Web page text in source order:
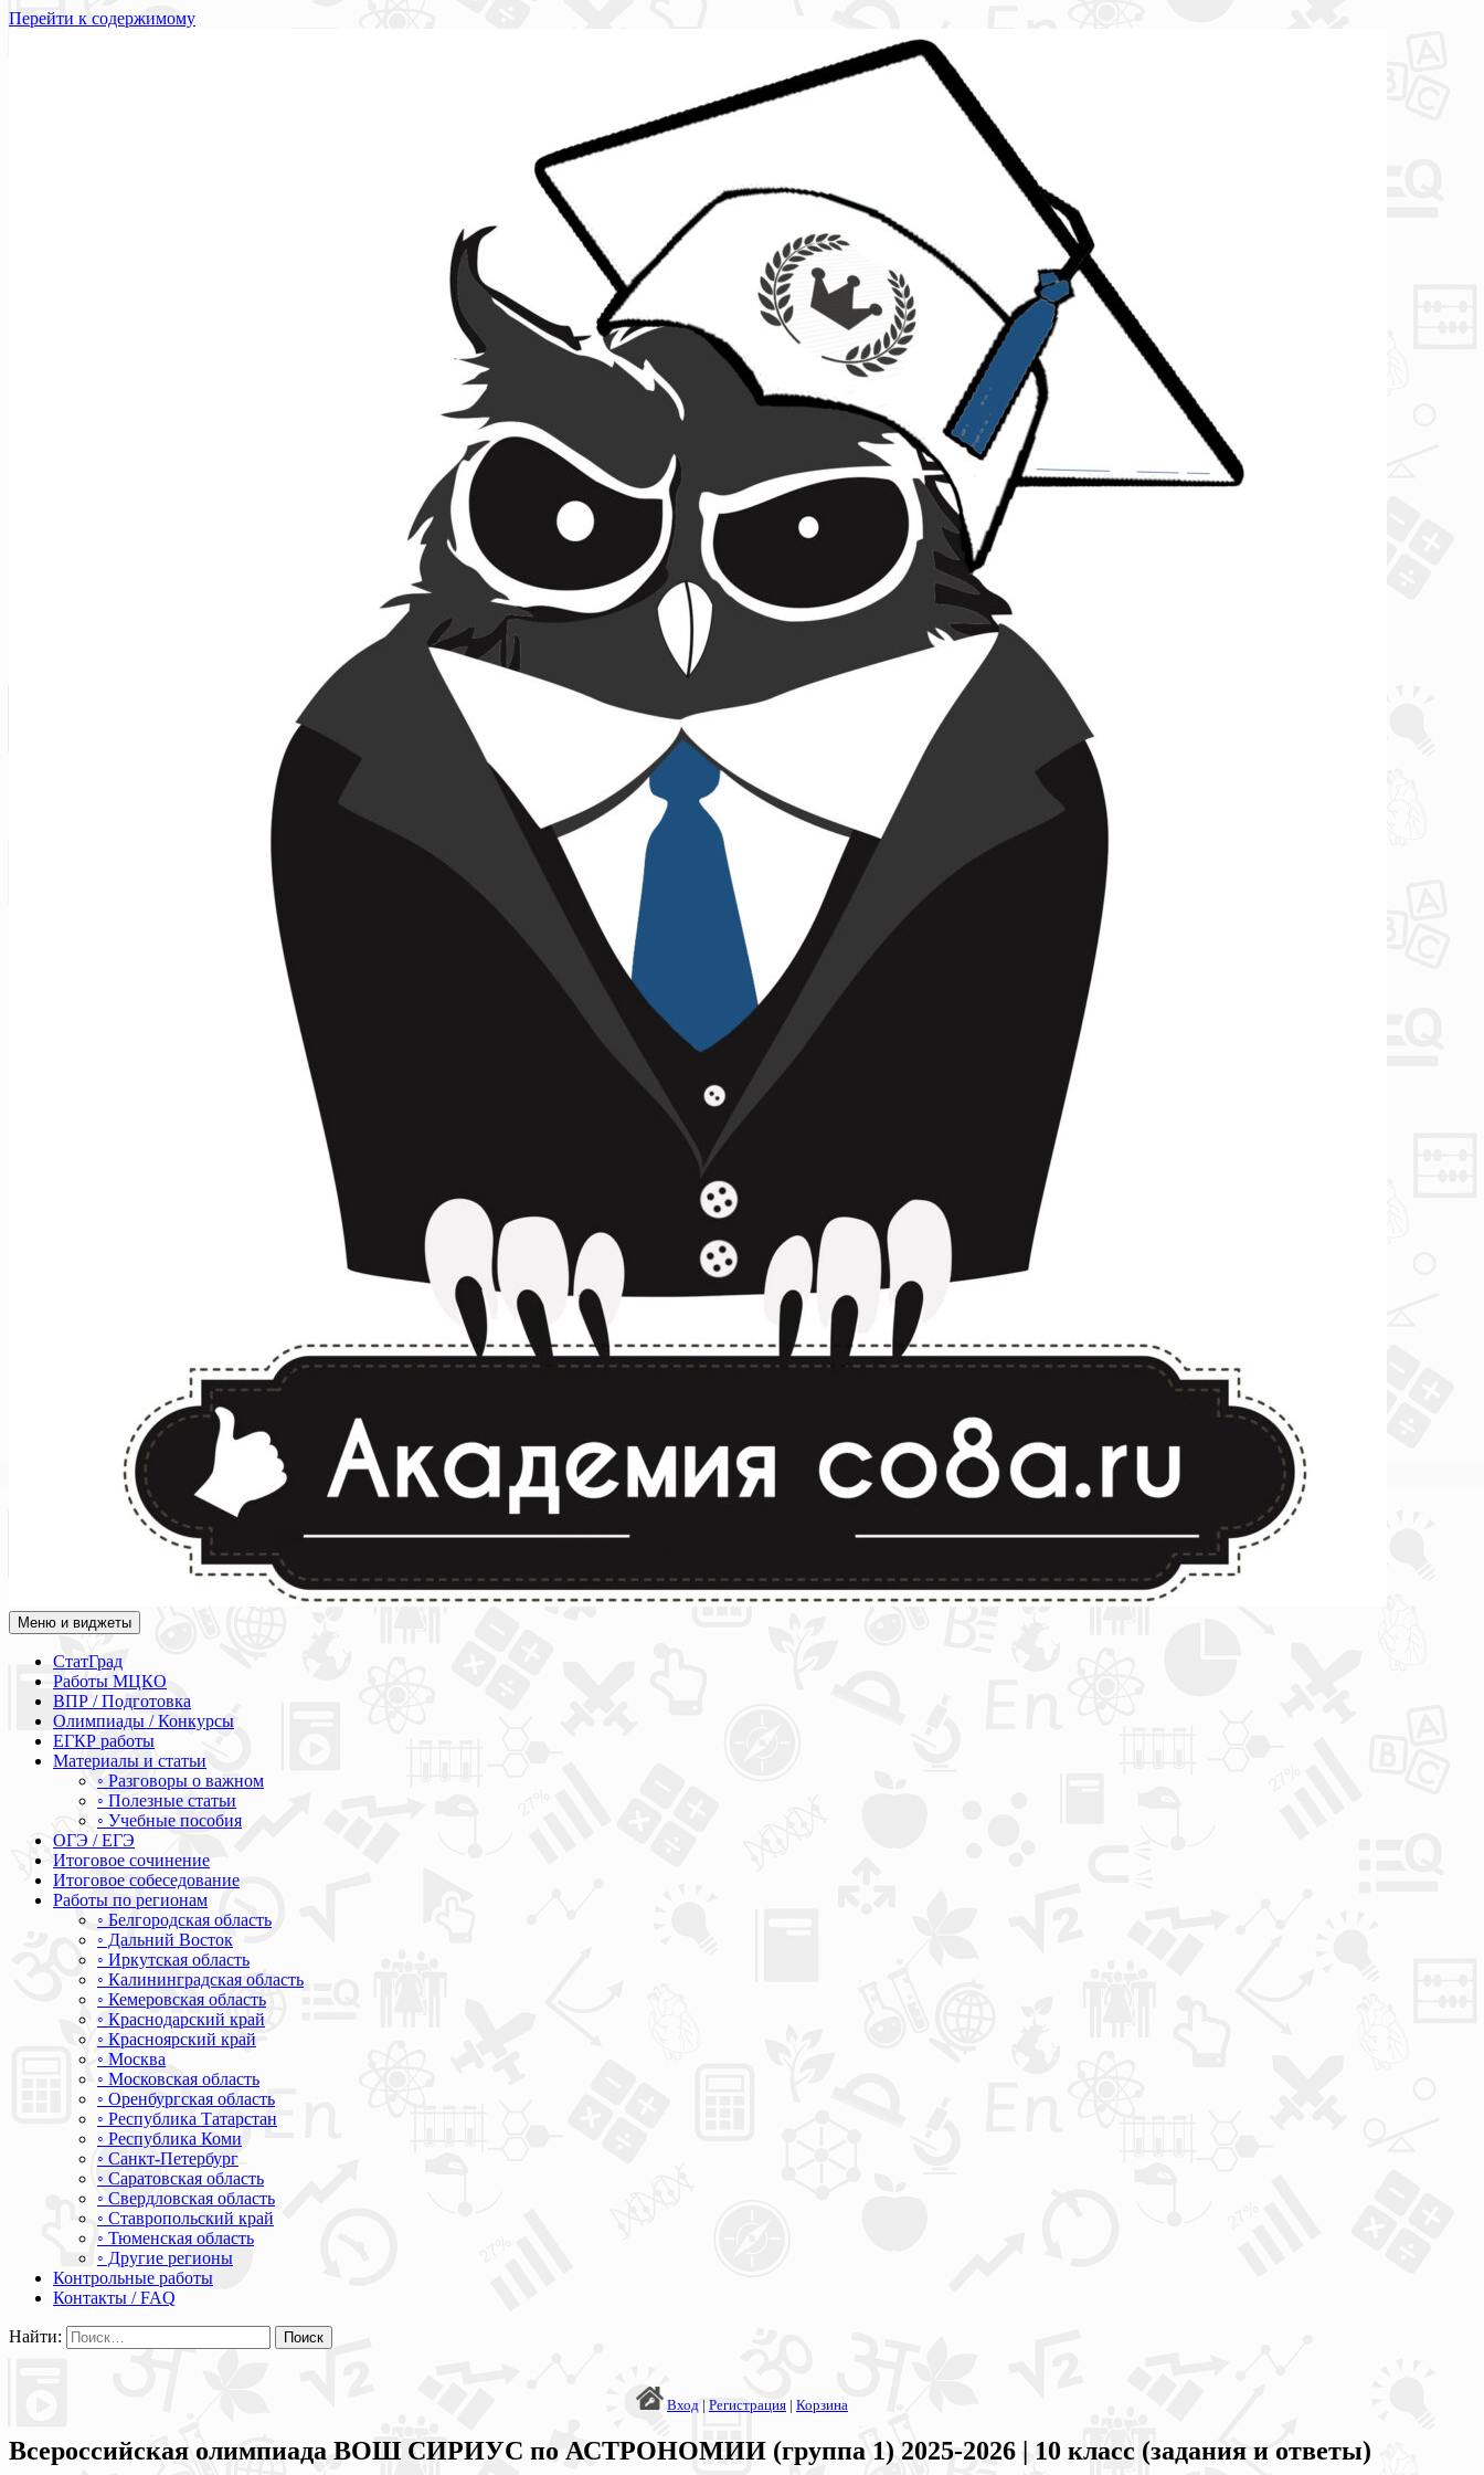
Перейти к содержимому
Академия СОВА
Подготовка к ЕГЭ, ОГЭ, ВПР, МЦКО, СтатГрад, КДР, ВОШ, олимпиады и конкурсы
Меню и виджеты
СтатГрад
Работы МЦКО
ВПР / Подготовка
Олимпиады / Конкурсы
ЕГКР работы
Материалы и статьи
◦ Разговоры о важном
◦ Полезные статьи
◦ Учебные пособия
ОГЭ / ЕГЭ
Итоговое сочинение
Итоговое собеседование
Работы по регионам
◦ Белгородская область
◦ Дальний Восток
◦ Иркутская область
◦ Калининградская область
◦ Кемеровская область
◦ Краснодарский край
◦ Красноярский край
◦ Москва
◦ Московская область
◦ Оренбургская область
◦ Республика Татарстан
◦ Республика Коми
◦ Санкт-Петербург
◦ Саратовская область
◦ Свердловская область
◦ Ставропольский край
◦ Тюменская область
◦ Другие регионы
Контрольные работы
Контакты / FAQ
Найти:
Вход | Регистрация | Корзина
Всероссийская олимпиада ВОШ СИРИУС по АСТРОНОМИИ (группа 1) 2025-2026 | 10 класс (задания и ответы)